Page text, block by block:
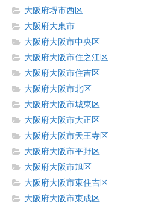
大阪府堺市西区
大阪府大東市
大阪府大阪市中央区
大阪府大阪市住之江区
大阪府大阪市住吉区
大阪府大阪市北区
大阪府大阪市城東区
大阪府大阪市大正区
大阪府大阪市天王寺区
大阪府大阪市平野区
大阪府大阪市旭区
大阪府大阪市東住吉区
大阪府大阪市東成区